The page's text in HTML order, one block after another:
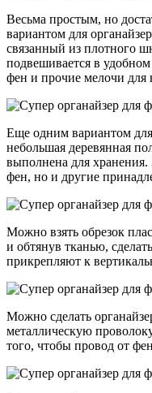
Весьма простым, но
вариантом для
связанный из плотного
подвешивается в
фен и прочие мелочи для
Еще одним вариантом
небольшая деревянная
выполнена для
фен, но и другие
Можно взять обрезок
и обтянув тканью,
прикрепляют к
Можно сделать
металлическую
того, чтобы провод от